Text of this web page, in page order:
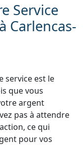
Service
Carlencas-
service est le
que vous
argent
pas à attendre
ce qui
pour vos